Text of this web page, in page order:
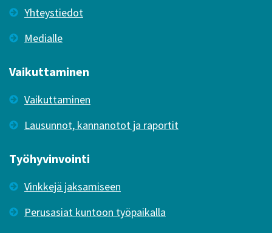
Yhteystiedot
Medialle
Vaikuttaminen
Vaikuttaminen
Lausunnot, kannanotot ja raportit
Työhyvinvointi
Vinkkejä jaksamiseen
Perusasiat kuntoon työpaikalla